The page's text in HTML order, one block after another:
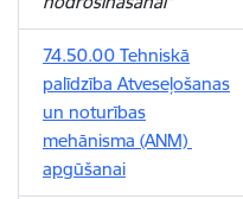
74.50.00 Tehniskā
palīdzība Atveseļošanas
un noturības
mehānisma (ANM)
apgūšanai